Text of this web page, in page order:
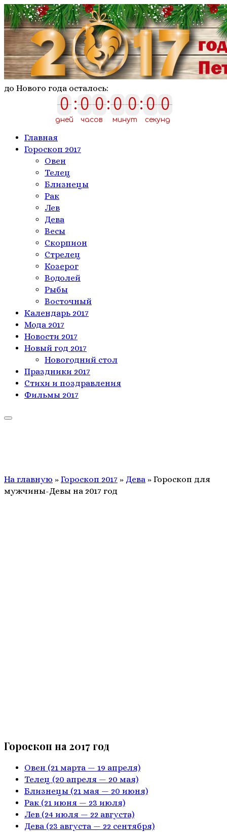
до Нового года осталось:
0
0
дней
:0
0 0
0
часов
:0
0 0
0
минут
:0
0 0
0
секунд
Главная
Гороскоп 2017
Овен
Телeц
Близнецы
Рак
Лев
Дева
Весы
Скорпион
Стрелец
Козерог
Водолей
Рыбы
Восточный
Календарь 2017
Мода 2017
Новости 2017
Новый год 2017
Новогодний стол
Праздники 2017
Стихи и поздравления
Фильмы 2017
На главную » Гороскоп 2017 » Дева » Гороскоп для
мужчины-Девы на 2017 год
Гороскоп на 2017 год
Овен (21 марта — 19 апреля)
Телец (20 апреля — 20 мая)
Близнецы (21 мая — 20 июня)
Рак (21 июня — 23 июля)
Лев (24 июля — 22 августа)
Дева (23 августа — 22 сентября)